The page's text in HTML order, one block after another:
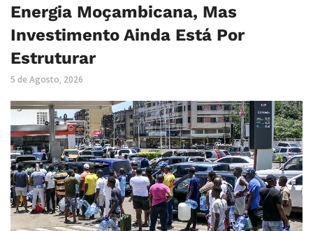
Energia Moçambicana, Mas
Investimento Ainda Está Por
Estruturar
5 de Agosto, 2026